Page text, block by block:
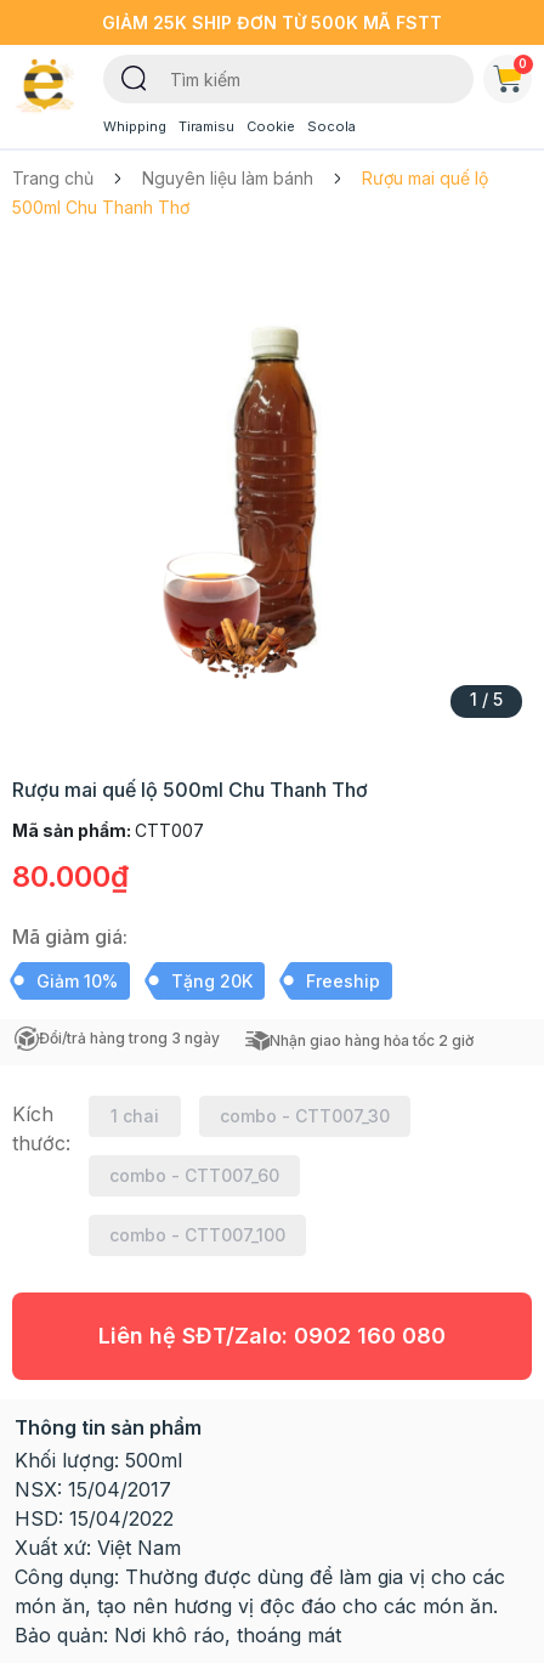
GIẢM 25K SHIP ĐƠN TỪ 500K MÃ FSTT
Whipping Tiramisu Cookie Socola
0
Trang chủ Nguyên liệu làm bánh
Rượu mai quế lộ
500ml Chu Thanh Thơ
1 / 5
Rượu mai quế lộ 500ml Chu Thanh Thơ
Mã sản phẩm: CTT007
80.000₫
Mã giảm giá:
Giảm 10% Tặng 20K Freeship
Đổi/trả hàng trong 3 ngày Nhận giao hàng hỏa tốc 2 giờ
Kích
thước:
1 chai combo - CTT007_30
combo - CTT007_60
combo - CTT007_100
Liên hệ SĐT/Zalo: 0902 160 080
Thông tin sản phẩm
Khối lượng: 500ml
NSX: 15/04/2017
HSD: 15/04/2022
Xuất xứ: Việt Nam
Công dụng: Thường được dùng để làm gia vị cho các
món ăn, tạo nên hương vị độc đáo cho các món ăn.
Bảo quản: Nơi khô ráo, thoáng mát